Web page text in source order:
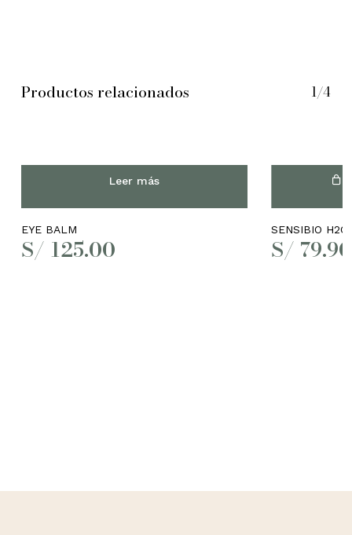
Productos relacionados 1/4
Leer más
EYE BALM
S/ 125.00
SENSIBIO H2O
S/ 79.90